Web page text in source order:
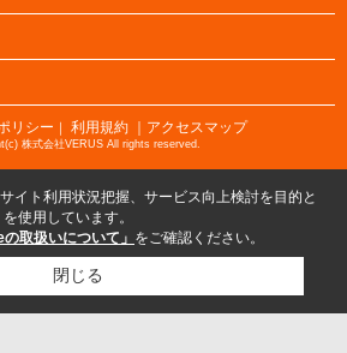
リシー ｜ 利用規約 ｜アクセスマップ
株式会社VERUS All rights reserved.
イト利用状況把握、サービス向上検討を目的と
使用しています。
の取扱いについて」 をご確認ください。
閉じる